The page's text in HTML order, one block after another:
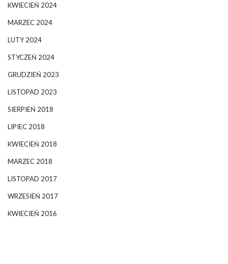
KWIECIEŃ 2024
MARZEC 2024
LUTY 2024
STYCZEŃ 2024
GRUDZIEŃ 2023
LISTOPAD 2023
SIERPIEŃ 2018
LIPIEC 2018
KWIECIEŃ 2018
MARZEC 2018
LISTOPAD 2017
WRZESIEŃ 2017
KWIECIEŃ 2016